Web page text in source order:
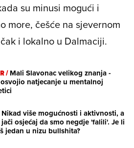
su minusi mogući i
more, češće na sjevernom
i lokalno u Dalmaciji.
/Mali Slavonac velikog znanja -
natjecanje u mentalnoj
Nikad više mogućnosti i aktivnosti, a
osjećaj da smo negdje 'falili'. Je li
jedan u nizu bullshita?